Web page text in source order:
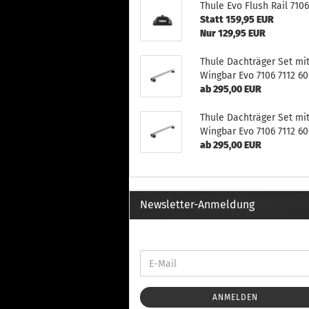
Wintersport anzeigen
Dachskiträger
Thule Evo Flush Rail 7106
Statt 159,95 EUR
Nur 129,95 EUR
Thule Dachträger Set mit
Wingbar Evo 7106 7112
ab 295,00 EUR
Thule Dachträger Set mit
Wingbar Evo 7106 7112
ab 295,00 EUR
Newsletter-Anmeldung
ANMELDEN